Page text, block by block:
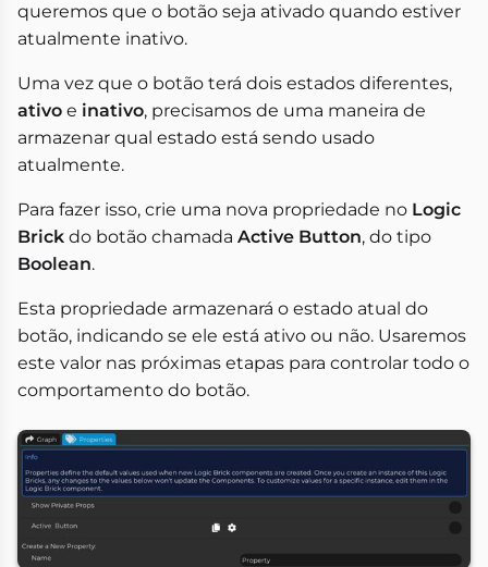
queremos que o botão seja ativado quando estiver
atualmente inativo.
Uma vez que o botão terá dois estados diferentes,
ativo e inativo, precisamos de uma maneira de
armazenar qual estado está sendo usado
atualmente.
Para fazer isso, crie uma nova propriedade no Logic
Brick do botão chamada Active Button, do tipo
Boolean.
Esta propriedade armazenará o estado atual do
botão, indicando se ele está ativo ou não. Usaremos
este valor nas próximas etapas para controlar todo o
comportamento do botão.